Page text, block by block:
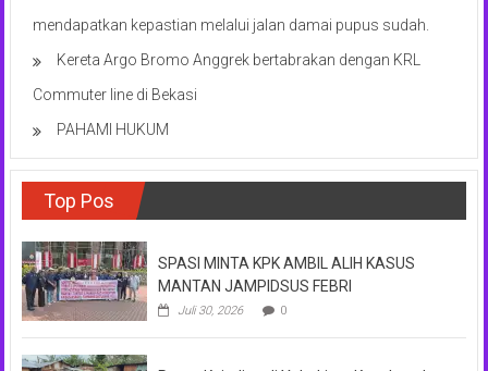
mendapatkan kepastian melalui jalan damai pupus sudah.
Kereta Argo Bromo Anggrek bertabrakan dengan KRL
Commuter line di Bekasi
PAHAMI HUKUM
Top Pos
SPASI MINTA KPK AMBIL ALIH KASUS
MANTAN JAMPIDSUS FEBRI
Juli 30, 2026 0